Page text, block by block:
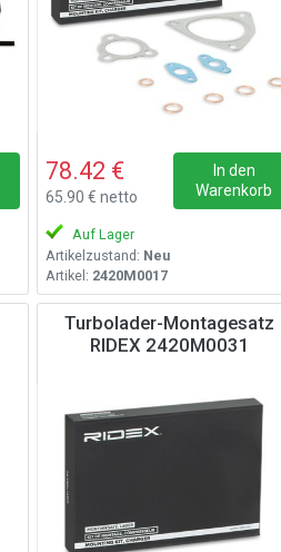
78.42 €
65.90 € netto
In den
Warenkorb
Auf Lager
Artikelzustand: Neu
Artikel: 2420M0017
Turbolader-Montagesatz
RIDEX 2420M0031